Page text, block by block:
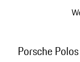
Porsche